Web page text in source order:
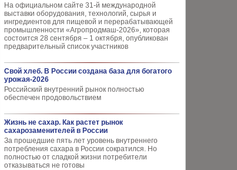
На официальном сайте 31-й международной
выставки оборудования, технологий, сырья и
ингредиентов для пищевой и перерабатывающей
промышленности «Агропродмаш-2026», которая
состоится 28 сентября – 1 октября, опубликован
предварительный список участников
Свой хлеб. В России создана база для богатого
урожая-2026
Российский внутренний рынок полностью
обеспечен продовольствием
Жизнь не сахар. Как растет рынок
сахарозаменителей в России
За прошедшие пять лет уровень внутреннего
потребления сахара в России сократился. Но
полностью от сладкой жизни потребители
отказываться не готовы